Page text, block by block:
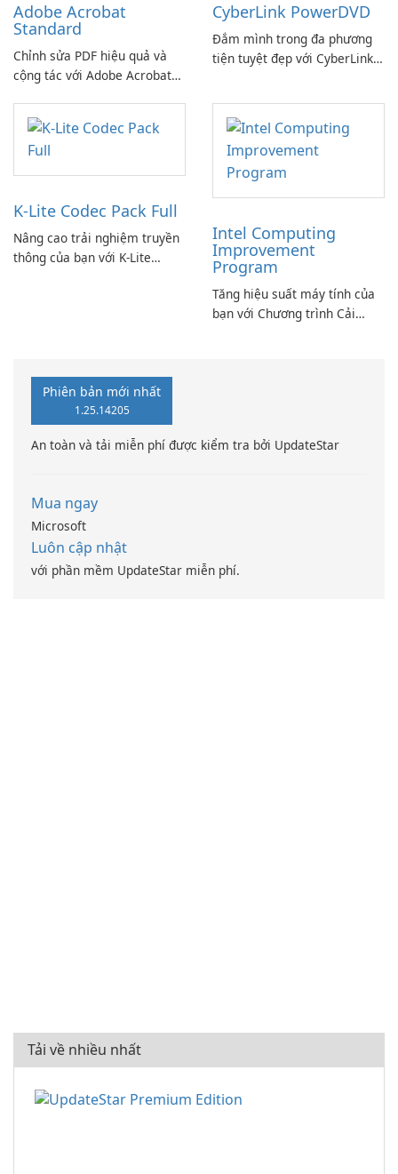
Adobe Acrobat
Standard
Chỉnh sửa PDF hiệu quả và
cộng tác với Adobe Acrobat
CyberLink PowerDVD
Đắm mình trong đa phương
tiện tuyệt đẹp với CyberLink
K-Lite Codec Pack Full
Nâng cao trải nghiệm truyền
thông của bạn với K-Lite
Intel Computing
Improvement
Program
Tăng hiệu suất máy tính của
bạn với Chương trình Cải
Phiên bản mới nhất
1.25.14205
An toàn và tải miễn phí được kiểm tra bởi UpdateStar
Mua ngay
Microsoft
Luôn cập nhật
với phần mềm UpdateStar miễn phí.
Tải về nhiều nhất